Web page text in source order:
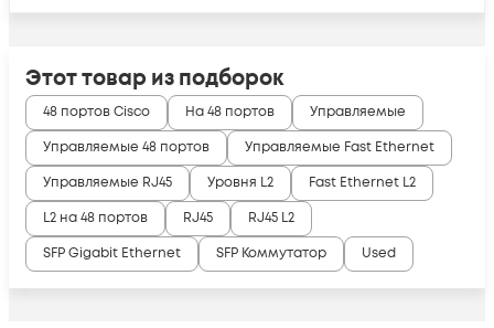
Этот товар из подборок
48 портов Cisco На 48 портов
Управляемые
Управляемые 48 портов
Управляемые Fast Ethernet
Управляемые RJ45
Уровня L2
Fast Ethernet L2
L2 на 48 портов
RJ45
RJ45 L2
SFP Gigabit Ethernet
SFP Коммутатор Used